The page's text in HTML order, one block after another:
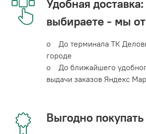
Удобная
выбираете - мы
o До терминала ТК
городе
o До ближайшего
выдачи заказов Яндекс
Выгодно